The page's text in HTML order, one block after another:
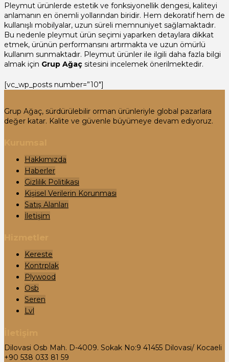
Pleymut ürünlerde estetik ve fonksiyonellik dengesi, kaliteyi
anlamanın en önemli yollarından biridir. Hem dekoratif hem de
kullanışlı mobilyalar, uzun süreli memnuniyet sağlamaktadır.
Bu nedenle pleymut ürün seçimi yaparken detaylara dikkat
etmek, ürünün performansını artırmakta ve uzun ömürlü
kullanım sunmaktadır. Pleymut ürünler ile ilgili daha fazla bilgi
almak için Grup Ağaç sitesini incelemek önerilmektedir.
[vc_wp_posts number=”10″]
Grup Ağaç, sürdürülebilir orman ürünleriyle global pazarlara
değer katar. Kalite ve güvenle büyümeye devam ediyoruz.
Hakkımızda
Haberler
Gizlilik Politikası
Kişisel Verilerin Korunması
Satış Alanları
İletişim
Kereste
Kontrplak
Plywood
Osb
Seren
Lvl
Dilovasi Osb Mah. D-4009. Sokak No:9 41455 Dilovasi/ Kocaeli
+90 538 033 81 59